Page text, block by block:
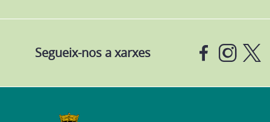
Segueix-nos a xarxes